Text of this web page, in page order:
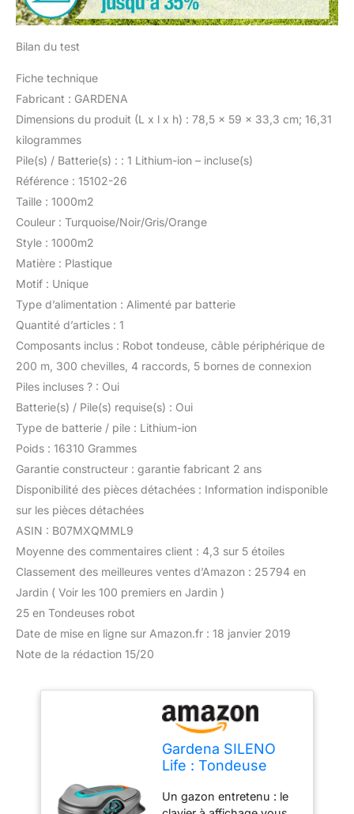
Bilan du test
Fiche technique
Fabricant : GARDENA
Dimensions du produit (L x l x h) : 78,5 x 59 x 33,3 cm; 16,31
kilogrammes
Pile(s) / Batterie(s) : : 1 Lithium-ion – incluse(s)
Référence : 15102-26
Taille : 1000m2
Couleur : Turquoise/Noir/Gris/Orange
Style : 1000m2
Matière : Plastique
Motif : Unique
Type d’alimentation : Alimenté par batterie
Quantité d’articles : 1
Composants inclus : Robot tondeuse, câble périphérique de
200 m, 300 chevilles, 4 raccords, 5 bornes de connexion
Piles incluses ? : Oui
Batterie(s) / Pile(s) requise(s) : Oui
Type de batterie / pile : Lithium-ion
Poids : 16310 Grammes
Garantie constructeur : garantie fabricant 2 ans
Disponibilité des pièces détachées : Information indisponible
sur les pièces détachées
ASIN : B07MXQMML9
Moyenne des commentaires client : 4,3 sur 5 étoiles
Classement des meilleures ventes d’Amazon : 25 794 en
Jardin ( Voir les 100 premiers en Jardin )
25 en Tondeuses robot
Date de mise en ligne sur Amazon.fr : 18 janvier 2019
Note de la rédaction 15/20
Gardena SILENO
Life : Tondeuse
de jusqu'à 1000 m²,
Un gazon entretenu : le